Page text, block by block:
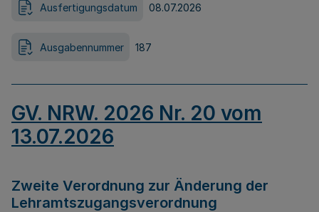
Ausfertigungsdatum 08.07.2026
Ausgabennummer 187
GV. NRW. 2026 Nr. 20 vom
13.07.2026
Zweite Verordnung zur Änderung der
Lehramtszugangsverordnung